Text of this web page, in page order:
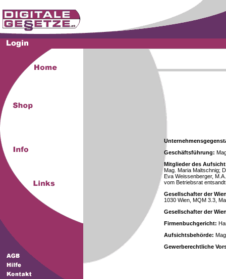
Geschäftsführung:
Mitglieder des
Mag. Maria Maltschnig;
Eva Weissenberger,
vom Betriebsrat
Gesellschafter der
1030 Wien, MQM 3.3,
Gesellschafter der
Firmenbuchgericht:
Aufsichtsbehörde:
Gewerberechtliche